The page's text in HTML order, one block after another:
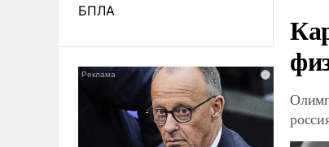
БПЛА